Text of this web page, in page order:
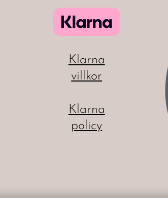
Klarna
villkor
Klarna
policy